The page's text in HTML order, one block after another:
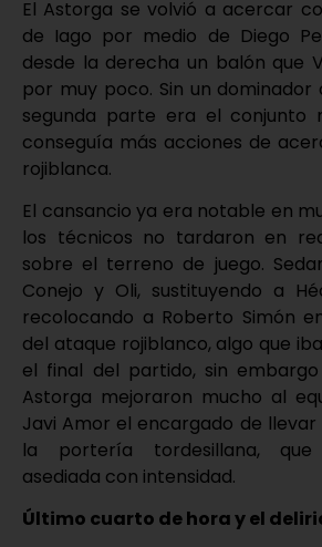
El Astorga se volvió a acercar
de Iago por medio de Diego
desde la derecha un balón que
por muy poco. Sin un dominador
segunda parte era el conjunto
conseguía más acciones de
rojiblanca.
El cansancio ya era notable en
los técnicos no tardaron en
sobre el terreno de juego.
Conejo y Oli, sustituyendo a
recolocando a Roberto Simón
del ataque rojiblanco, algo que
el final del partido, sin
Astorga mejoraron mucho al
Javi Amor el encargado de
la portería tordesillana,
asediada con intensidad.
Último cuarto de hora y el